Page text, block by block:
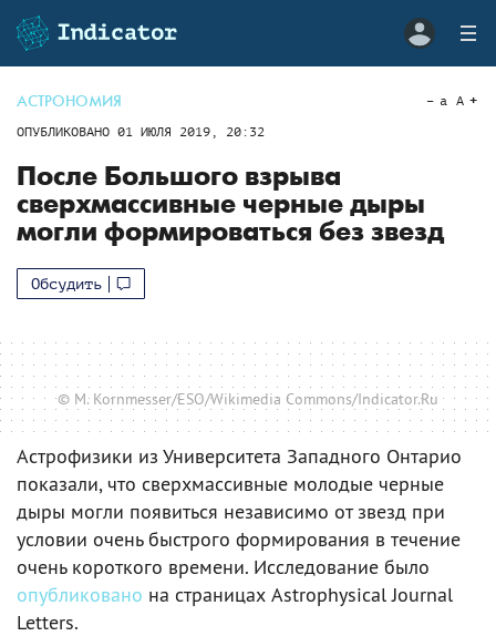
АСТРОНОМИЯ
ОПУБЛИКОВАНО 01 ИЮЛЯ 2019, 20:32
a A
После Большого взрыва
сверхмассивные черные дыры
могли формироваться без звезд
Обсудить
© M. Kornmesser/ESO/Wikimedia Commons/Indicator.Ru
Астрофизики из Университета Западного Онтарио
показали, что сверхмассивные молодые черные
дыры могли появиться независимо от звезд при
условии очень быстрого формирования в течение
очень короткого времени. Исследование было
опубликовано на страницах Astrophysical Journal
Letters.